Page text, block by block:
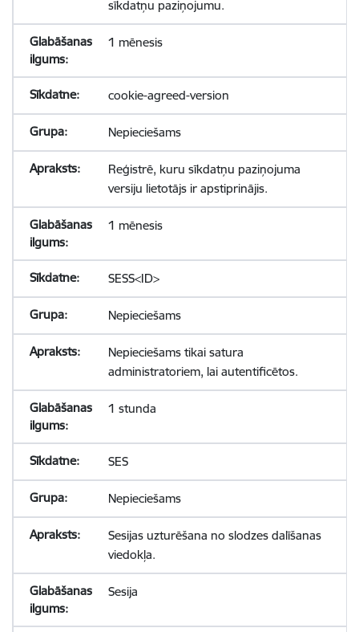
sīkdatņu paziņojumu.
1 mēnesis
cookie-agreed-version
Nepieciešams
Reģistrē, kuru sīkdatņu paziņojuma
versiju lietotājs ir apstiprinājis.
1 mēnesis
SESS<ID>
Nepieciešams
Nepieciešams tikai satura
administratoriem, lai autentificētos.
1 stunda
SES
Nepieciešams
Sesijas uzturēšana no slodzes dalīšanas
viedokļa.
Sesija